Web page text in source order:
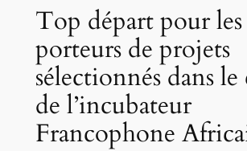
Top départ pour les
porteurs de projets
sélectionnés dans le
de l’incubateur
Francophone